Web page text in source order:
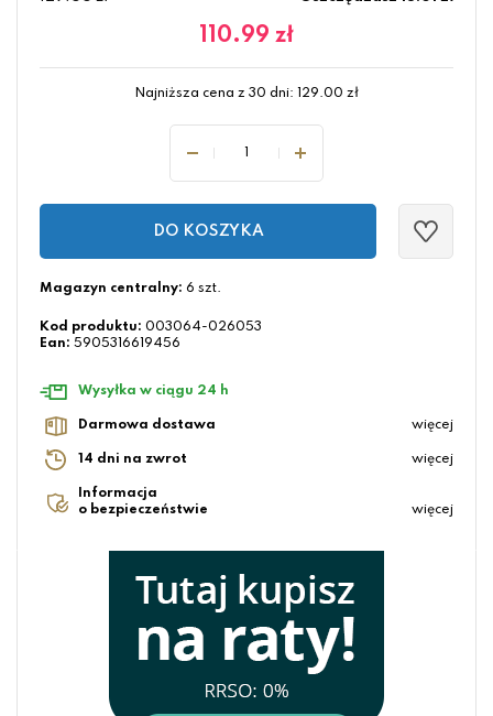
110.99 zł
Najniższa cena z 30 dni: 129.00 zł
DO KOSZYKA
Magazyn centralny: 6 szt.
Kod produktu: 003064-026053
Ean: 5905316619456
Wysyłka w ciągu 24 h
Darmowa dostawa więcej
14 dni na zwrot więcej
Informacja
o bezpieczeństwie
więcej